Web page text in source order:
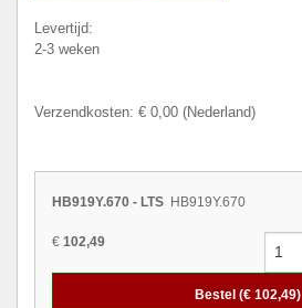
Levertijd:
2-3 weken
Verzendkosten: € 0,00 (Nederland)
HB919Y.670 - LTS HB919Y.670
€ 102,49
Bestel (€ 102,49)